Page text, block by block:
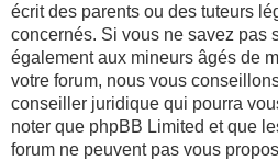
écrit des parents ou des tuteurs
concernés. Si vous ne savez pas
également aux mineurs âgés de
votre forum, nous vous
conseiller juridique qui pourra
noter que phpBB Limited et que
forum ne peuvent pas vous